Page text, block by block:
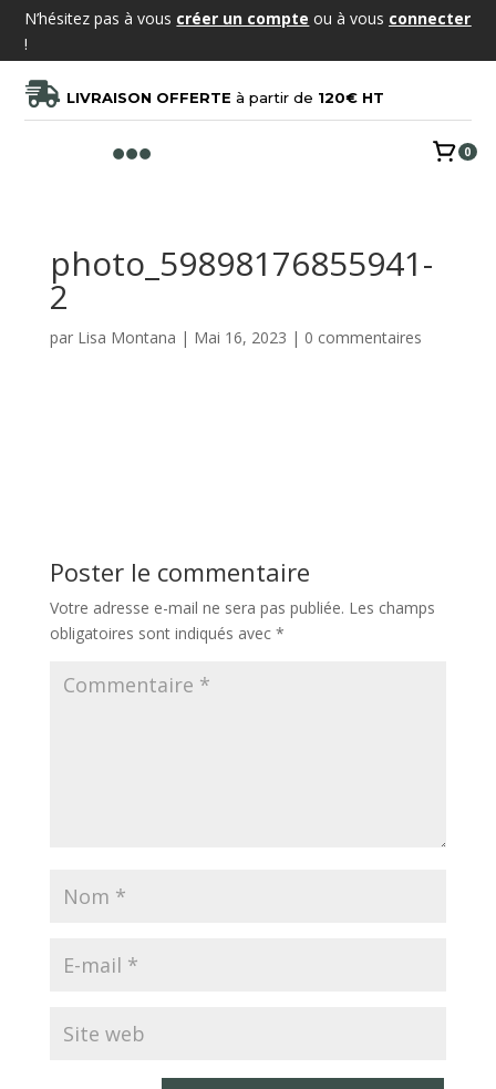
N’hésitez pas à vous créer un compte ou à vous connecter
!
 LIVRAISON OFFERTE à partir de 120€ HT
 0
photo_59898176855941-
2
par Lisa Montana | Mai 16, 2023 | 0 commentaires
Poster le commentaire
Votre adresse e-mail ne sera pas publiée. Les champs
obligatoires sont indiqués avec *